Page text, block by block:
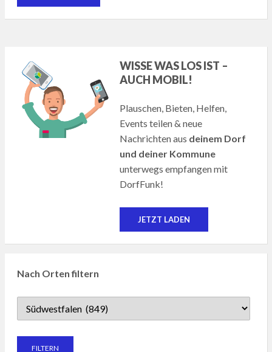
WISSE WAS LOS IST –
AUCH MOBIL!
Plauschen, Bieten, Helfen,
Events teilen & neue
Nachrichten aus deinem Dorf
und deiner Kommune
unterwegs empfangen mit
DorfFunk!
JETZT LADEN
Nach Orten filtern